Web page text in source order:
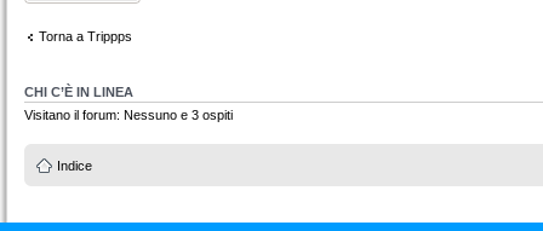
Torna a Trippps
CHI C’È IN LINEA
Visitano il forum: Nessuno e 3 ospiti
Indice